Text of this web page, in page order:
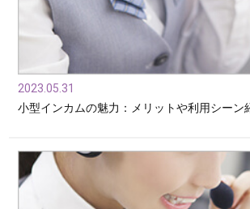
2023.05.31
小型インカムの魅力：メリットや利用シーン